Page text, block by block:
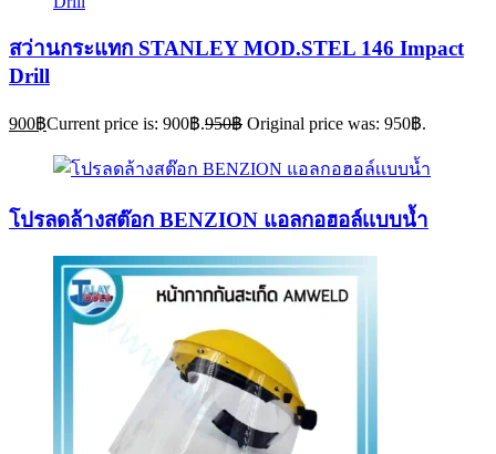
สว่านกระแทก STANLEY MOD.STEL 146 Impact
Drill
900฿Current price is: 900฿.950฿ Original price was: 950฿.
โปรลดล้างสต๊อก BENZION แอลกอฮอล์เเบบน้ำ